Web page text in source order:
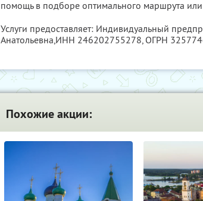
помощь в подборе оптимального маршрута или
Услуги предоставляет: Индивидуальный
Анатольевна,ИНН 246202755278, ОГРН
Похожие акции: